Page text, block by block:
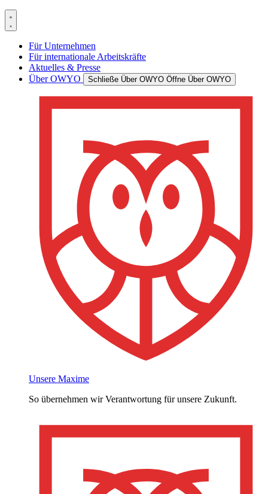
Für Unternehmen
Für internationale Arbeitskräfte
Aktuelles & Presse
Über OWYO
Schließe Über OWYO Öffne Über OWYO
Unsere Maxime
So übernehmen wir Verantwortung für unsere Zukunft.